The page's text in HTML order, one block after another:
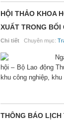
HỘI THẢO KHOA
XUẤT TRONG BỐI
Chi tiết Chuyên mục:
hội – Bộ Lao động
khu công nghiệp,
THÔNG BÁO